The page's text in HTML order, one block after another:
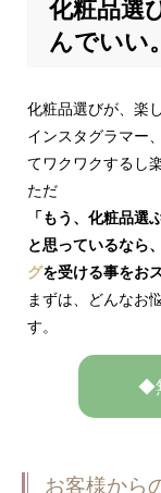
化粧品選
んでいい。
化粧品選びが、楽
インスタグラマー
てワクワクするし
ただ
「もう、化粧品選
と思っているなら
グを受ける事をお
まずは、どんなお
す。
◆
お客様から